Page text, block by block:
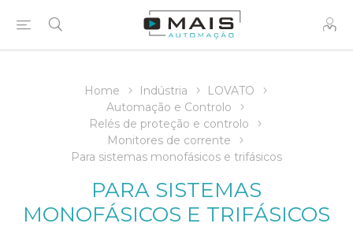
Home Indústria
LOVATO
Automação e Controlo
Relés de proteção e controlo
Monitores de corrente
Para sistemas monofásicos e trifásicos
PARA SISTEMAS
MONOFÁSICOS E TRIFÁSICOS